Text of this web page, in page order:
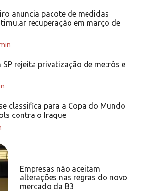
anuncia pacote de medidas
recuperação em março de
SP rejeita privatização de metrôs e
classifica para a Copa do Mundo
contra o Iraque
Empresas não aceitam
alterações nas regras do novo
mercado da B3